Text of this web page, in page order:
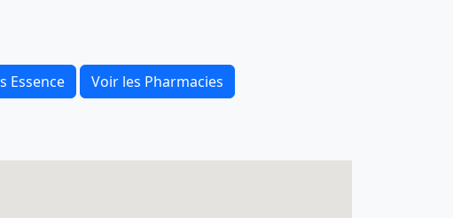
Essence Voir les Pharmacies